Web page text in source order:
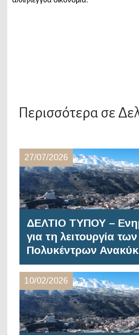
Περισσότερα σε
27/07/2026
ΔΕΛΤΙΟ ΤΥΠΟΥ –
για τη λειτουργία των
Πολυκέντρων
10/02/2026